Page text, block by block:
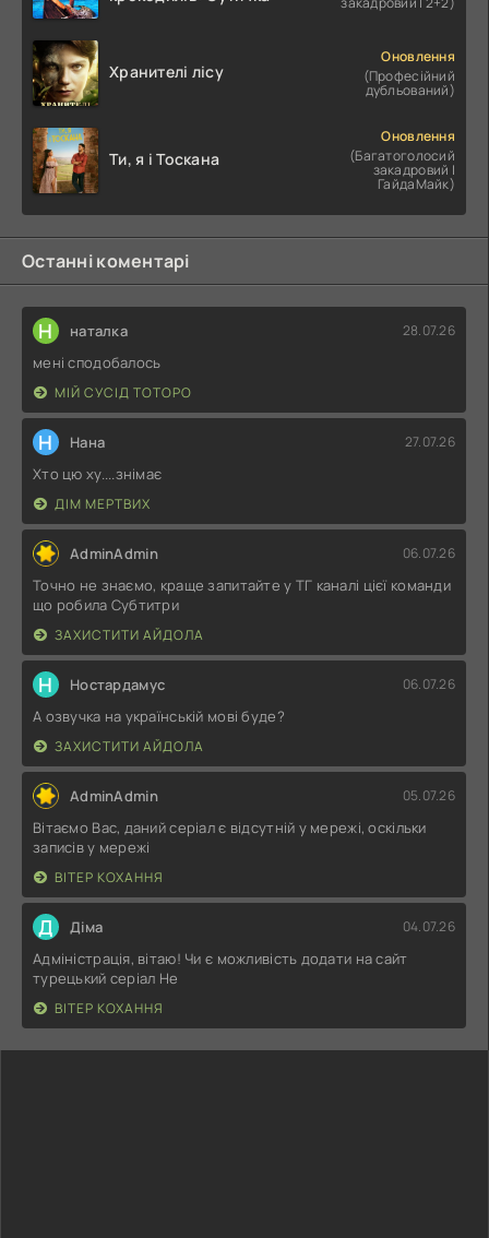
Хранителі лісу
Оновлення
(Професійний
дубльований)
Ти, я і Тоскана
Оновлення
(Багатоголосий
закадровий |
ГайдаМайк)
Останні коментарі
Н наталка 28.07.26
мені сподобалось
МІЙ СУСІД ТОТОРО
Н Нана 27.07.26
Хто цю ху....знімає
ДІМ МЕРТВИХ
AdminAdmin 06.07.26
Точно не знаємо, краще запитайте у ТГ каналі цієї команди
що робила Субтитри
ЗАХИСТИТИ АЙДОЛА
Н Ностардамус 06.07.26
А озвучка на українській мові буде?
ЗАХИСТИТИ АЙДОЛА
AdminAdmin 05.07.26
Вітаємо Вас, даний серіал є відсутній у мережі, оскільки
записів у мережі
ВІТЕР КОХАННЯ
Д Діма 04.07.26
Адміністрація, вітаю! Чи є можливість додати на сайт
турецький серіал Не
ВІТЕР КОХАННЯ